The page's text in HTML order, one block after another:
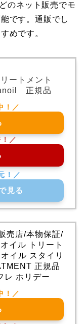
のネット販売でモ
です。通販でし
めです。
ートメント
正規品
見る
売店/本物保証/
イル トリート
イル スタイリ
正規品
レ ホリデー